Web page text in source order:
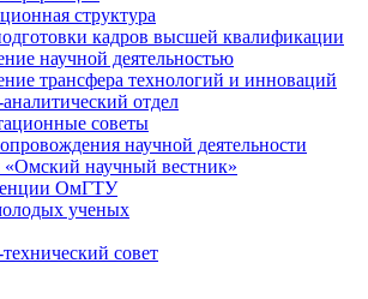
структура
кадров высшей квалификации
научной деятельностью
трансфера технологий и инноваций
отдел
советы
научной деятельности
научный вестник»
ОмГТУ
ученых
совет